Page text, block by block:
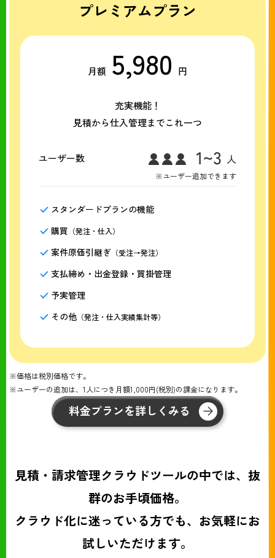
プレミアムプラン
月額 5,980 円
充実機能！
見積から仕入管理までこれ一つ
ユーザー数
※ユーザー追加できます
スタンダードプランの機能
購買 （発注・仕入）
案件原価引継ぎ （受注→発注）
支払締め・出金登録・買掛管理
予実管理
その他 （発注・仕入実績集計等）
※価格は税別価格です。
※ユーザーの追加は、1人につき月額1,000円(税別)の課金になります。
料金プランを詳しくみる
見積・請求管理クラウドツールの中では、抜
群のお手頃価格。
クラウド化に迷っている方でも、お気軽にお
試しいただけます。